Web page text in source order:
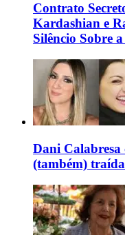
Contrato
Kardashian e
Silêncio Sobre
Dani
(também)